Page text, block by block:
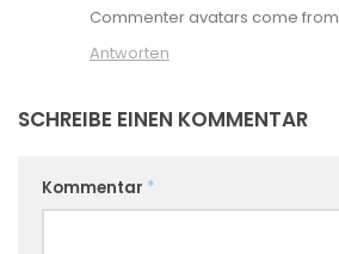
Commenter avatars come from
Antworten
SCHREIBE EINEN KOMMENTAR
Kommentar *